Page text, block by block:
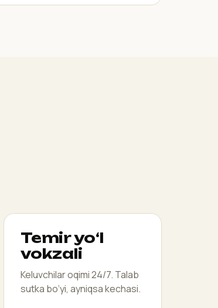
Temir yo‘l
vokzali
Keluvchilar oqimi 24/7. Talab
sutka bo‘yi, ayniqsa kechasi.